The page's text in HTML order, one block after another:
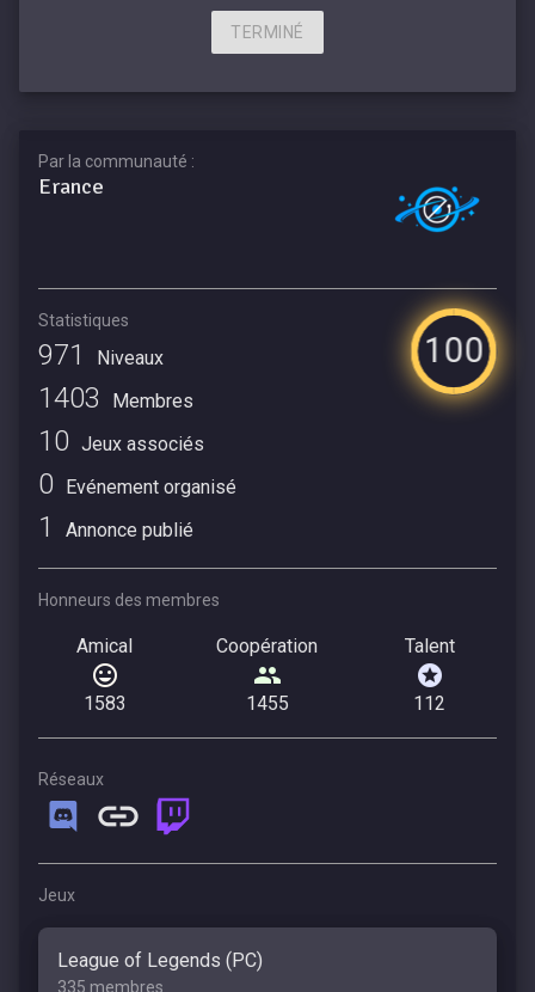
TERMINÉ
Par la communauté :
Erance
Statistiques
100
971 Niveaux
1403 Membres
10 Jeux associés
0 Evénement organisé
1 Annonce publié
Honneurs des membres
Amical
1583
Coopération
1455
Talent
112
Réseaux
Jeux
League of Legends (PC)
335 membres